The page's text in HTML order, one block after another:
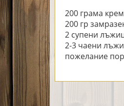
200 грама
200 гр
2 супени
2-3 чаени
пожелание